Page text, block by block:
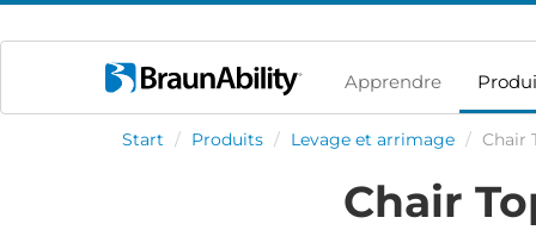
Apprendre
Start / Produits / Levage et arrimage / Chair
Chair